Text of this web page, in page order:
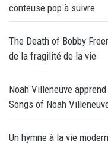
conteuse pop à suivre
The Death of Bobby
de la fragilité de la vie
Noah Villeneuve
Songs of Noah
Un hymne à la vie